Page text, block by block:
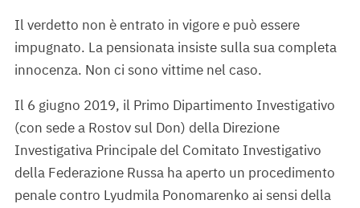
Il verdetto non è entrato in vigore e può essere
impugnato. La pensionata insiste sulla sua completa
innocenza. Non ci sono vittime nel caso.
Il 6 giugno 2019, il Primo Dipartimento Investigativo
(con sede a Rostov sul Don) della Direzione
Investigativa Principale del Comitato Investigativo
della Federazione Russa ha aperto un procedimento
penale contro Lyudmila Ponomarenko ai sensi della